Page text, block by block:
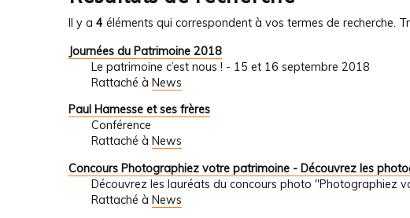
Il y a 4 éléments qui correspondent à vos termes de recherche.
Journées du Patrimoine 2018
Le patrimoine c’est nous ! - 15 et 16 septembre 2018
Rattaché à News
Paul Hamesse et ses frères
Conférence
Rattaché à News
Concours Photographiez votre patrimoine - Découvrez les
Découvrez les lauréats du concours photo "Photographiez
Rattaché à News